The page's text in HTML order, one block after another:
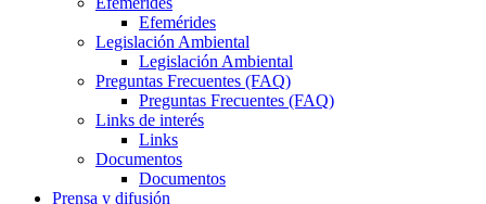
Efemérides
Legislación Ambiental
Legislación Ambiental
Preguntas Frecuentes (FAQ)
Preguntas Frecuentes (FAQ)
Links de interés
Links
Documentos
Documentos
Prensa y difusión